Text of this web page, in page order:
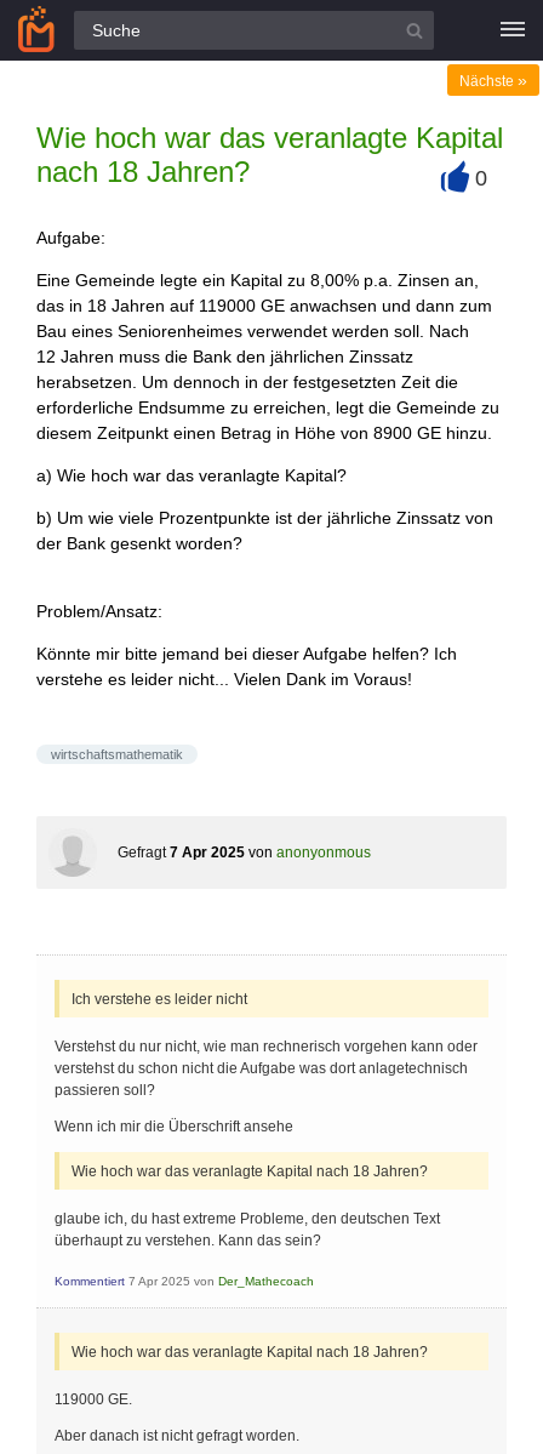
Alle Fragen
Wie hoch war das veranlagte Kapital
nach 18 Jahren?
Nächste »
0
Aufgabe:
Eine Gemeinde legte ein Kapital zu 8,00% p.a. Zinsen an,
das in 18 Jahren auf 119000 GE anwachsen und dann zum
Bau eines Seniorenheimes verwendet werden soll. Nach
12 Jahren muss die Bank den jährlichen Zinssatz
herabsetzen. Um dennoch in der festgesetzten Zeit die
erforderliche Endsumme zu erreichen, legt die Gemeinde zu
diesem Zeitpunkt einen Betrag in Höhe von 8900 GE hinzu.
a) Wie hoch war das veranlagte Kapital?
b) Um wie viele Prozentpunkte ist der jährliche Zinssatz von
der Bank gesenkt worden?
Problem/Ansatz:
Könnte mir bitte jemand bei dieser Aufgabe helfen? Ich
verstehe es leider nicht... Vielen Dank im Voraus!
wirtschaftsmathematik
Gefragt 7 Apr 2025 von anonyonmous
Ich verstehe es leider nicht
Verstehst du nur nicht, wie man rechnerisch vorgehen kann oder
verstehst du schon nicht die Aufgabe was dort anlagetechnisch
passieren soll?
Wenn ich mir die Überschrift ansehe
Wie hoch war das veranlagte Kapital nach 18 Jahren?
glaube ich, du hast extreme Probleme, den deutschen Text
überhaupt zu verstehen. Kann das sein?
Kommentiert 7 Apr 2025 von Der_Mathecoach
Wie hoch war das veranlagte Kapital nach 18 Jahren?
119000 GE.
Aber danach ist nicht gefragt worden.